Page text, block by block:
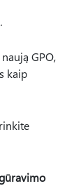
.
GPO,
kaip